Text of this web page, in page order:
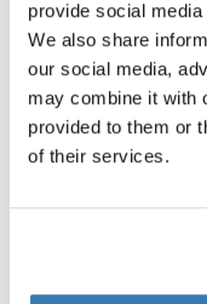
provide social
We also share
our social media,
may combine it with
provided to them or
of their services.
Thule Courier sea
y tu amigo de
libre y descubran
emocionantes.
Más información